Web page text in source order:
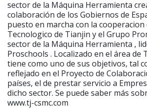
sector de la Máquina Herramienta
colaboración de los Gobiernos de
puesto en marcha con la
Tecnologico de Tianjin y el Grupo
sector de la Máquina Herramienta ,
Proschools . Localizado en el área de
tiene como uno de sus objetivos, tal
reflejado en el Proyecto de
países, el de prestar servicio a
dicho sector. Se puede saber más
www.tj-csmc.com